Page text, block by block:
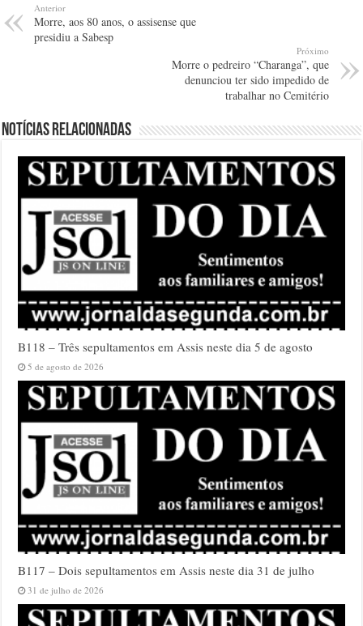
Anterior
Morre, aos 80 anos, o assisense que
presidiu a Sabesp
Próximo
Morre o pedreiro “Charanga”, que
denunciou ter sido impedido de
trabalhar no Cemitério
Notícias relacionadas
B118 – Três sepultamentos em Assis neste dia 5 de agosto
5 de agosto de 2026
B117 – Dois sepultamentos em Assis neste dia 31 de julho
31 de julho de 2026